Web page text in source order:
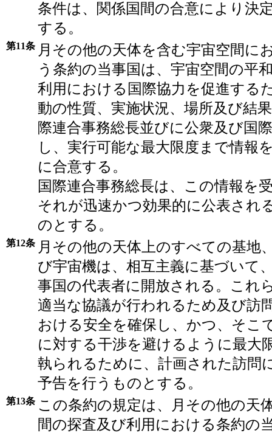
条件は、関係国間の合意により決
する。
第11条 月その他の天体を含む宇宙空間に
う条約の当事国は、宇宙空間の平
利用における国際協力を促進する
動の性質、実施状況、場所及び結
際連合事務総長並びに公衆及び国
し、実行可能な最大限度まで情報
に合意する。
国際連合事務総長は、この情報を
それが迅速かつ効果的に公表され
のとする。
第12条 月その他の天体上のすべての基地
び宇宙機は、相互主義に基づいて
事国の代表者に開放される。これ
適当な協議が行われるため及び訪
おける安全を確保し、かつ、そこ
に対する干渉を避けるように最大
執られるために、計画された訪問
予告を行うものとする。
第13条 この条約の規定は、月その他の天
間の探査及び利用における条約の